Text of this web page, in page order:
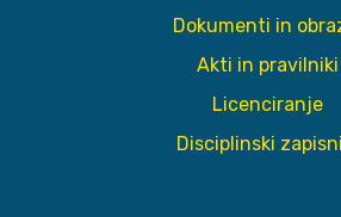
Dokumenti in
Akti in pravilniki
Licenciranje
Disciplinski